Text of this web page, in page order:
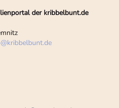
der kribbelbunt.de
@kribbelbunt.de